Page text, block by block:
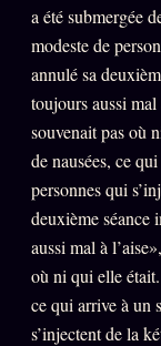
a été submergée
modeste de
annulé sa
toujours aussi
souvenait pas où
de nausées, ce
personnes qui
deuxième séance
aussi mal à
où ni qui elle
ce qui arrive à un
s’injectent de la